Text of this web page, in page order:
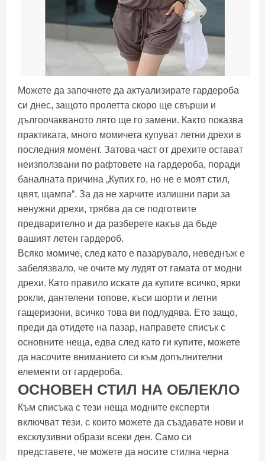
Можете да започнете да актуализирате гардероба
си днес, защото пролетта скоро ще свърши и
дългоочакваното лято ще го замени. Както показва
практиката, много момичета купуват летни дрехи в
последния момент. Затова част от дрехите остават
неизползвани по рафтовете на гардероба, поради
баналната причина „Купих го, но не е моят стил,
цвят, щампа“. За да не харчите излишни пари за
ненужни дрехи, трябва да се подготвите
предварително и да разберете какъв да бъде
вашият летен гардероб.
Всяко момиче, след като е пазарувало, неведнъж е
забелязвало, че очите му лудят от гамата от модни
дрехи. Като правило искате да купите всичко, ярки
рокли, дантелени топове, къси шорти и летни
гащеризони, всичко това ви подлудява. Ето защо,
преди да отидете на пазар, направете списък с
основните неща, едва след като ги купите, можете
да насочите вниманието си към допълнителни
елементи от гардероба.
ОСНОВЕН СТИЛ НА ОБЛЕКЛО
Към списъка с тези неща модните експерти
включват тези, с които можете да създавате нови и
ексклузивни образи всеки ден. Само си
представете, че можете да носите стилна черна